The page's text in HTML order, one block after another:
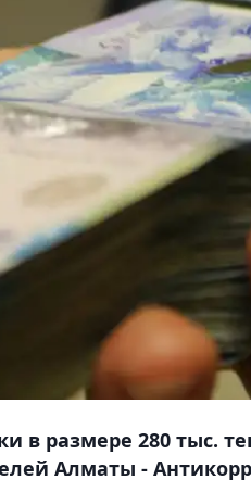
в размере 280 тыс.
Алматы -